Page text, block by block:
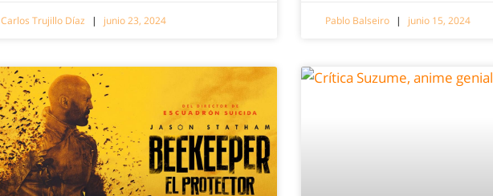
Carlos Trujillo Díaz junio 23, 2024 Pablo Balseiro junio 15, 2024